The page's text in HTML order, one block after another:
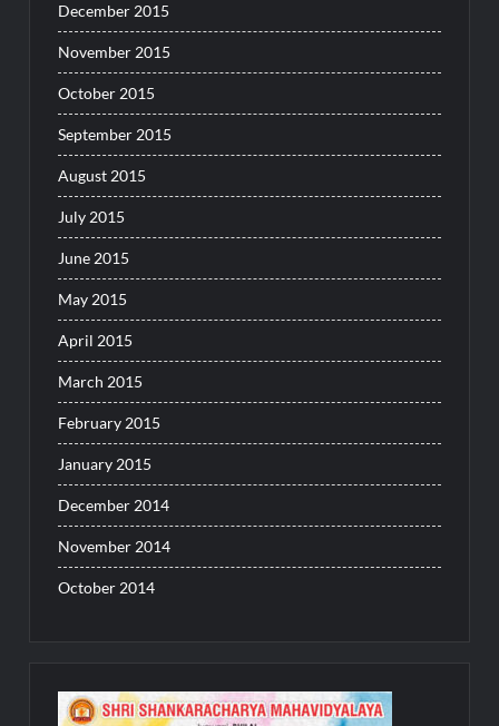
December 2015
November 2015
October 2015
September 2015
August 2015
July 2015
June 2015
May 2015
April 2015
March 2015
February 2015
January 2015
December 2014
November 2014
October 2014